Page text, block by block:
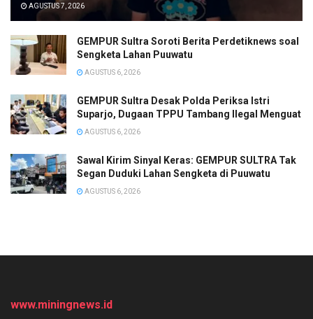
AGUSTUS 7, 2026
GEMPUR Sultra Soroti Berita Perdetiknews soal
Sengketa Lahan Puuwatu
AGUSTUS 6, 2026
GEMPUR Sultra Desak Polda Periksa Istri
Suparjo, Dugaan TPPU Tambang Ilegal Menguat
AGUSTUS 6, 2026
Sawal Kirim Sinyal Keras: GEMPUR SULTRA Tak
Segan Duduki Lahan Sengketa di Puuwatu
AGUSTUS 6, 2026
www.miningnews.id